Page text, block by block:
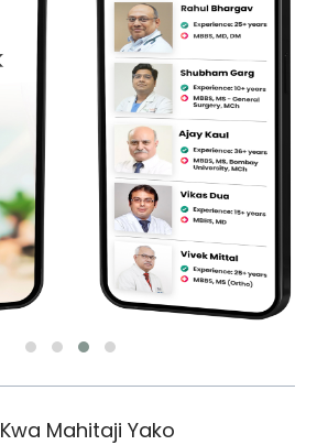
Kwa Mahitaji Yako